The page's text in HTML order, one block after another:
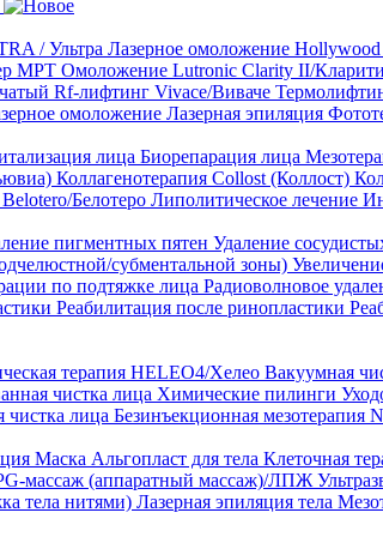
/ Ультра Лазерное омоложение Hollywood
MPT Омоложение Lutronic Clarity II/Кларити
Rf-лифтинг Vivace/Виваче
омоложение Лазерная эпиляция
лица Биорепарация лица
Коллагенотерапия Collost (Коллост)
Белотеро Липолитическое лечение
пигментных пятен Удаление
субментальной зоны)
по подтяжке лица Радиоволновое
Реабилитация после ринопластики
терапия HELEO4/Хелео Вакуумная
чистка лица Химические пилинги
чистка лица Безинъекционная
Маска Альгопласт для тела Клеточная
массаж (аппаратный массаж)/ЛПЖ
тела нитями) Лазерная эпиляция тела